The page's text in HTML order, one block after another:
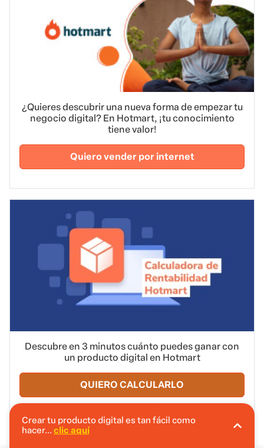
¿Quieres descubrir una nueva forma de empezar tu
negocio digital? En Hotmart, ¡tu conocimiento
tiene valor!
Quiero vender por internet
Descubre en 3 minutos cuánto puedes ganar con
un producto digital en Hotmart
QUIERO CALCULARLO
En Hotmart puedes crear tu producto digital
Crear tu producto digital es tan fácil como
hacer... clic aquí